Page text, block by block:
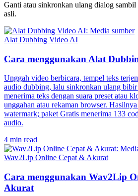
Ganti atau sinkronkan ulang dialog
asli.
Alat Dubbing Video AI
Cara menggunakan Alat
Unggah video berbicara, tempel teks
audio dubbing, lalu sinkronkan ulang
menerima teks dengan suara preset atau
unggahan atau rekaman browser.
watermark; paket Gratis menerima 133
audio.
4 min read
Wav2Lip Online Cepat & Akurat
Cara menggunakan Wav2Lip
Akurat